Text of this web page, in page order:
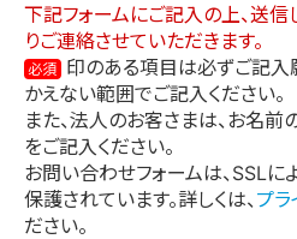
下記フォームにご記入の上、送信
りご連絡させていただきます。
必須 印のある項目は必ずご記入
かえない範囲でご記入ください。
また、法人のお客さまは、お名
をご記入ください。
お問い合わせフォームは、SSL
保護されています。詳しくは、 プラ
ださい。